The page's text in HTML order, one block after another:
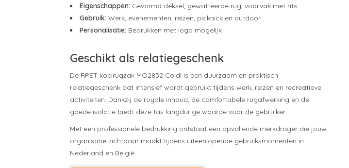
Eigenschappen: Gevormd deksel, gewatteerde rug, voorvak met rits
Gebruik: Werk, evenementen, reizen, picknick en outdoor
Personalisatie: Bedrukken met logo mogelijk
Geschikt als relatiegeschenk
De RPET koelrugzak MO2832 Coldi is een duurzaam en praktisch
relatiegeschenk dat intensief wordt gebruikt tijdens werk, reizen en recreatieve
activiteiten. Dankzij de royale inhoud, de comfortabele rugafwerking en de
goede isolatie biedt deze tas langdurige waarde voor de gebruiker.
Met een professionele bedrukking ontstaat een opvallende merkdrager die jouw
organisatie zichtbaar maakt tijdens uiteenlopende gebruiksmomenten in
Nederland en België.